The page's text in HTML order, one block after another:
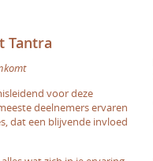
Tantra
voor deze
deelnemers ervaren
dat een blijvende invloed